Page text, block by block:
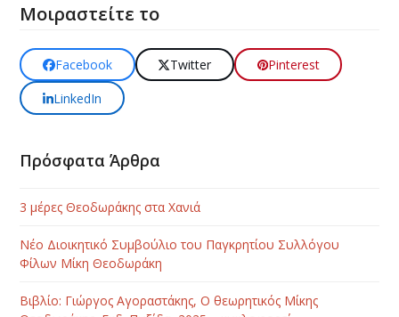
Μοιραστείτε το
Facebook Twitter
Pinterest
LinkedIn
Πρόσφατα Άρθρα
3 μέρες Θεοδωράκης στα Χανιά
Νέο Διοικητικό Συμβούλιο του Παγκρητίου Συλλόγου
Φίλων Μίκη Θεοδωράκη
Βιβλίο: Γιώργος Αγοραστάκης, Ο θεωρητικός Μίκης